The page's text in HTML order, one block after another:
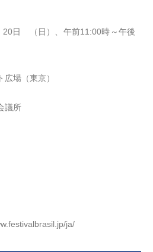
20日 （日）、午前11:00時～午後
場（東京）
議所
ja/